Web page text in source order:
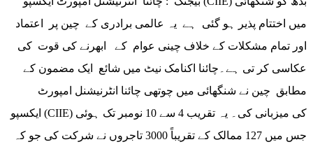
میں اختتام پذیر ہو گئی ہے یہ عالمی برادری کے چین پر اعتماد
اور تمام مشکلات کے خلاف چینی عوام کے ابھرنے کی قوت کی
عکاسی کر تی ہے۔چائنا اکنامک نیٹ میں شائع ایک مضمون کے
مطابق چین نے شنگھائی میں چوتھی چائنا انٹرنیشنل امپورٹ
ایکسپو (CIIE) کی میزبانی کی۔ یہ تقریب 4 سے 10 نومبر تک ہوئی
جس میں 127 ممالک کے تقریباً 3000 تاجروں نے شرکت کی جو کہ